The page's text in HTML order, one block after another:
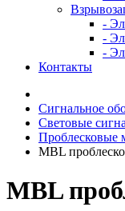
-
-
-
Контакты
Сигнальное
Световые
Проблесковые
MBL
MBL